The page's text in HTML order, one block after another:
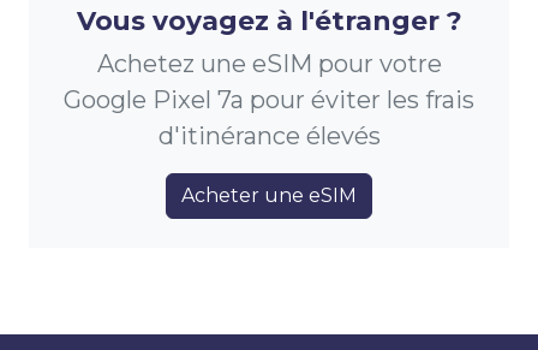
Vous voyagez à l'étranger ?
Achetez une eSIM pour votre
Google Pixel 7a pour éviter les frais
d'itinérance élevés
Acheter une eSIM